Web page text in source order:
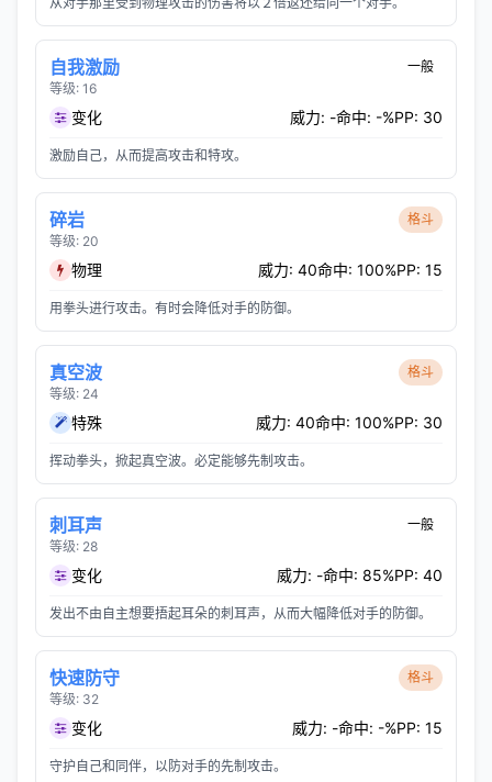
自我激励
等级: 16
一般
变化 威力: -命中: -%PP: 30
激励自己，从而提高攻击和特攻。
碎岩
等级: 20
格斗
物理 威力: 40命中: 100%PP: 15
用拳头进行攻击。有时会降低对手的防御。
真空波
等级: 24
格斗
特殊 威力: 40命中: 100%PP: 30
挥动拳头，掀起真空波。必定能够先制攻击。
刺耳声
等级: 28
一般
变化 威力: -命中: 85%PP: 40
发出不由自主想要捂起耳朵的刺耳声，从而大幅降低对手的防御。
快速防守
等级: 32
格斗
变化 威力: -命中: -%PP: 15
守护自己和同伴，以防对手的先制攻击。